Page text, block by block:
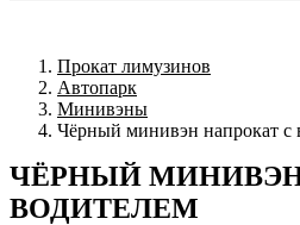
Прокат лимузинов
Автопарк
Минивэны
Чёрный минивэн напрокат с
ЧЁРНЫЙ
ВОДИТЕЛЕМ